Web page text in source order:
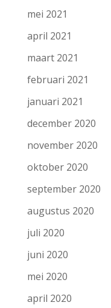
mei 2021
april 2021
maart 2021
februari 2021
januari 2021
december 2020
november 2020
oktober 2020
september 2020
augustus 2020
juli 2020
juni 2020
mei 2020
april 2020